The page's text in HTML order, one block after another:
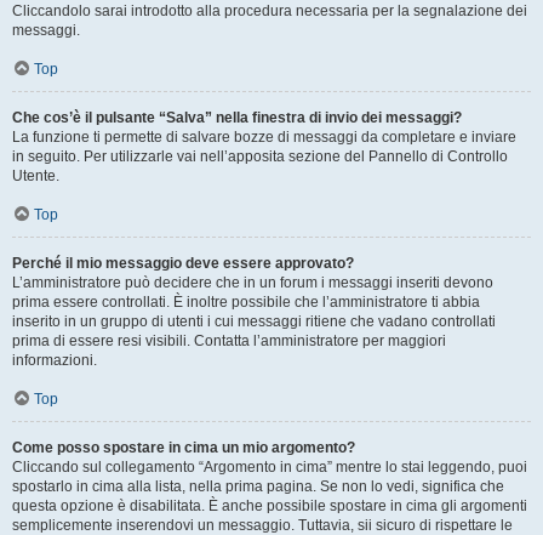
Cliccandolo sarai introdotto alla procedura necessaria per la segnalazione dei
messaggi.
Top
Che cos’è il pulsante “Salva” nella finestra di invio dei messaggi?
La funzione ti permette di salvare bozze di messaggi da completare e inviare
in seguito. Per utilizzarle vai nell’apposita sezione del Pannello di Controllo
Utente.
Top
Perché il mio messaggio deve essere approvato?
L’amministratore può decidere che in un forum i messaggi inseriti devono
prima essere controllati. È inoltre possibile che l’amministratore ti abbia
inserito in un gruppo di utenti i cui messaggi ritiene che vadano controllati
prima di essere resi visibili. Contatta l’amministratore per maggiori
informazioni.
Top
Come posso spostare in cima un mio argomento?
Cliccando sul collegamento “Argomento in cima” mentre lo stai leggendo, puoi
spostarlo in cima alla lista, nella prima pagina. Se non lo vedi, significa che
questa opzione è disabilitata. È anche possibile spostare in cima gli argomenti
semplicemente inserendovi un messaggio. Tuttavia, sii sicuro di rispettare le